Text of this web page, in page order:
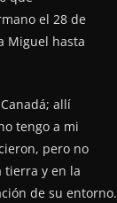
el 28 de
Miguel hasta
allí
tengo a mi
pero no
tierra y en la
de su entorno.